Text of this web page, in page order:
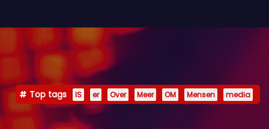
Top tags IS er Over Meer OM Mensen media